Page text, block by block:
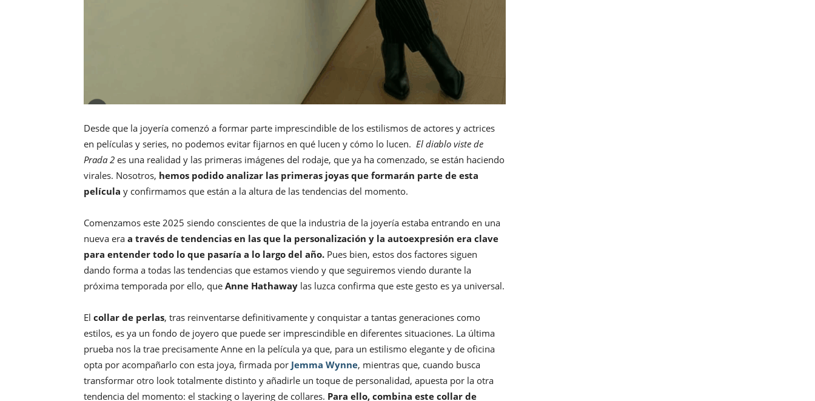
Desde que la joyería comenzó a formar parte imprescindible de los estilismos de actores y actrices
en películas y series, no podemos evitar fijarnos en qué lucen y cómo lo lucen. El diablo viste de
Prada 2 es una realidad y las primeras imágenes del rodaje, que ya ha comenzado, se están haciendo
virales. Nosotros, hemos podido analizar las primeras joyas que formarán parte de esta
película y confirmamos que están a la altura de las tendencias del momento.
Comenzamos este 2025 siendo conscientes de que la industria de la joyería estaba entrando en una
nueva era a través de tendencias en las que la personalización y la autoexpresión era clave
para entender todo lo que pasaría a lo largo del año. Pues bien, estos dos factores siguen
dando forma a todas las tendencias que estamos viendo y que seguiremos viendo durante la
próxima temporada por ello, que Anne Hathaway las luzca confirma que este gesto es ya universal.
El collar de perlas, tras reinventarse definitivamente y conquistar a tantas generaciones como
estilos, es ya un fondo de joyero que puede ser imprescindible en diferentes situaciones. La última
prueba nos la trae precisamente Anne en la película ya que, para un estilismo elegante y de oficina
opta por acompañarlo con esta joya, firmada por Jemma Wynne, mientras que, cuando busca
transformar otro look totalmente distinto y añadirle un toque de personalidad, apuesta por la otra
tendencia del momento: el stacking o layering de collares. Para ello, combina este collar de